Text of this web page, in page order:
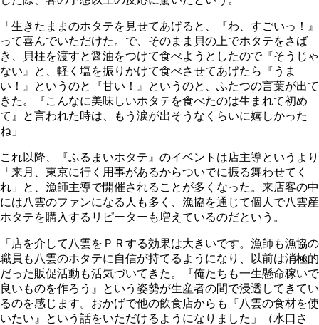
「生きたままのホタテを見せてあげると、『わ、すごいっ！』
って喜んでいただけた。で、そのまま貝の上でホタテをさば
き、貝柱を渡すと醤油をつけて食べようとしたので『そうじゃ
ない』と、軽く塩を振りかけて食べさせてあげたら『うま
い！』というのと『甘い！』というのと、ふたつの言葉が出て
きた。『こんなに美味しいホタテを食べたのは生まれて初め
て』と言われた時は、もう涙が出そうなくらいに嬉しかった
ね」
これ以降、『ふるまいホタテ』のイベントは店主導というより
「来月、東京に行く用事があるからついでに振る舞わせてく
れ」と、漁師主導で開催されることが多くなった。来店客の中
には八雲のファンになる人も多く、漁協を通じて個人で八雲産
ホタテを購入するリピーターも増えているのだという。
「店を介して八雲をＰＲする効果は大きいです。漁師も漁協の
職員も八雲のホタテに自信が持てるようになり、以前は消極的
だった販促活動も活気づいてきた。『俺たちも一生懸命稼いで
良いものを作ろう』という姿勢が生産者の間で浸透してきてい
るのを感じます。おかげで他の飲食店からも『八雲の食材を使
いたい』という話をいただけるようになりました」（水口さ